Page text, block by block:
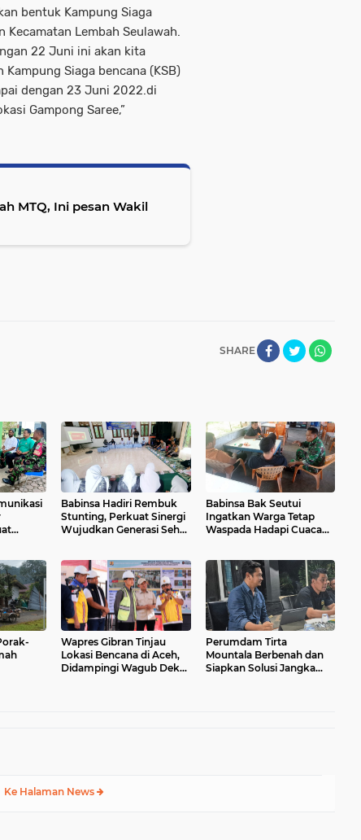
bentuk Kampung Siaga
Kecamatan Lembah Seulawah.
22 Juni ini akan kita
Siaga bencana (KSB)
dengan 23 Juni 2022.di
Gampong Saree,”
MTQ, Ini pesan Wakil
SHARE
Babinsa Hadiri Rembuk
Stunting, Perkuat Sinergi
Wujudkan Generasi Sehat
Babinsa Bak Seutui
Ingatkan Warga Tetap
Waspada Hadapi Cuaca
Wapres Gibran Tinjau
Lokasi Bencana di Aceh,
Didampingi Wagub Dek
Perumdam Tirta
Mountala Berbenah dan
Siapkan Solusi Jangka
Ke Halaman News